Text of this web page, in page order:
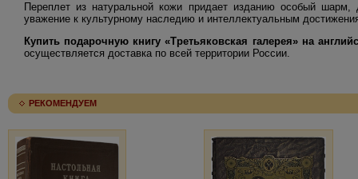
Переплет из натуральной кожи придает изданию особый
уважение к культурному наследию и интеллектуальным
Купить подарочную книгу «Третьяковская галерея» на
осуществляется доставка по всей территории России.
РЕКОМЕНДУЕМ